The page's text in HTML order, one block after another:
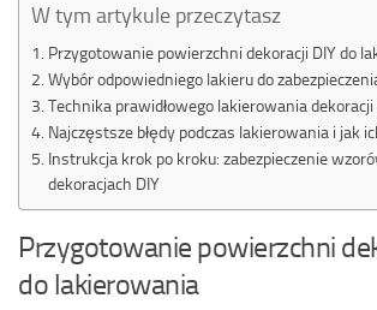
W tym artykule przeczytasz
Przygotowanie powierzchni dekoracji DIY do
Wybór odpowiedniego lakieru do
Technika prawidłowego lakierowania dekoracji
Najczęstsze błędy podczas lakierowania i jak
Instrukcja krok po kroku: zabezpieczenie
dekoracjach DIY
Przygotowanie powierzchni
do lakierowania